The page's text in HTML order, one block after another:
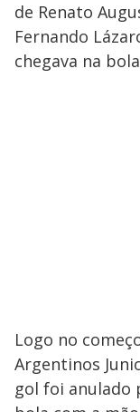
de Renato
Fernando
chegava na
Logo no
Argentinos
gol foi anulado